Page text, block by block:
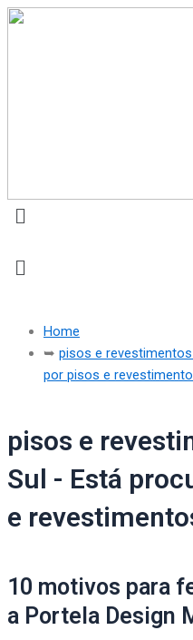
Menu
Menu
Home
➥ pisos e
por pisos e
pisos e
Sul - Está
e
10 motivos para
a Portela Design
Instagram